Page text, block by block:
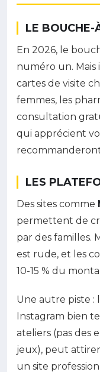
LE BOUCHE-
En 2026, le
numéro un. Mais
cartes de visite
femmes, les
consultation
qui apprécient
LES
Des sites comme
permettent de
par des familles.
est rude, et les
10-15 % du
Une autre piste :
Instagram bien
ateliers (pas des
jeux), peut
un site